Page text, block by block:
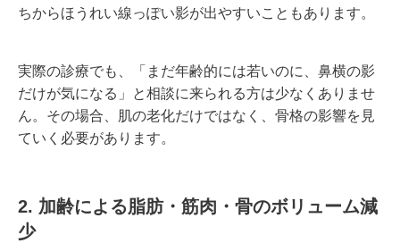
ちからほうれい線っぽい影が出やすいこともあります。
実際の診療でも、「まだ年齢的には若いのに、鼻横の影
だけが気になる」と相談に来られる方は少なくありませ
ん。その場合、肌の老化だけではなく、骨格の影響を見
ていく必要があります。
2. 加齢による脂肪・筋肉・骨のボリューム減
少